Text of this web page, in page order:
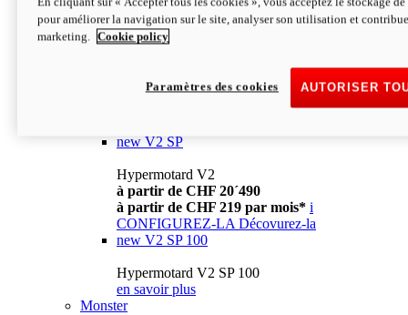
à partir de CHF 13´990 i
CONFIGUREZ-LA Décovurez-la
newV2
à partir de CHF 15´990
à partir de CHF 169 par mois* i
new V2 SP
Hypermotard V2
à partir de CHF 20´490
à partir de CHF 219 par mois* i
CONFIGUREZ-LA Décovurez-la
new V2 SP 100
Hypermotard V2 SP 100
en savoir plus
Monster
pour améliorer la navigation sur le site, analyser son utilisation et
marketing.
Cookie policy
AUTORISER
Paramètres des cookies